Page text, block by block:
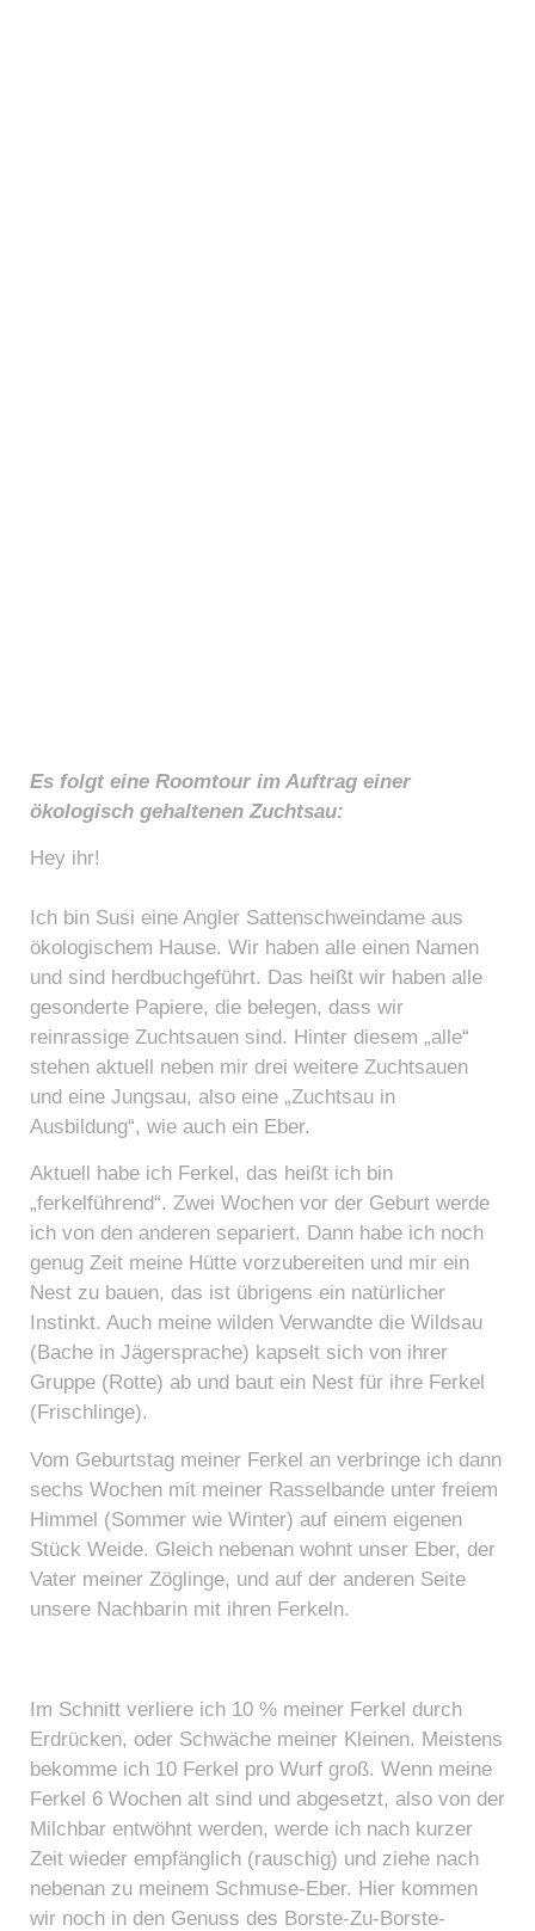
Es folgt eine Roomtour im Auftrag einer
ökologisch gehaltenen Zuchtsau:
Hey ihr!
Ich bin Susi eine Angler Sattenschweindame aus
ökologischem Hause. Wir haben alle einen Namen
und sind herdbuchgeführt. Das heißt wir haben alle
gesonderte Papiere, die belegen, dass wir
reinrassige Zuchtsauen sind. Hinter diesem „alle“
stehen aktuell neben mir drei weitere Zuchtsauen
und eine Jungsau, also eine „Zuchtsau in
Ausbildung“, wie auch ein Eber.
Aktuell habe ich Ferkel, das heißt ich bin
„ferkelführend“. Zwei Wochen vor der Geburt werde
ich von den anderen separiert. Dann habe ich noch
genug Zeit meine Hütte vorzubereiten und mir ein
Nest zu bauen, das ist übrigens ein natürlicher
Instinkt. Auch meine wilden Verwandte die Wildsau
(Bache in Jägersprache) kapselt sich von ihrer
Gruppe (Rotte) ab und baut ein Nest für ihre Ferkel
(Frischlinge).
Vom Geburtstag meiner Ferkel an verbringe ich dann
sechs Wochen mit meiner Rasselbande unter freiem
Himmel (Sommer wie Winter) auf einem eigenen
Stück Weide. Gleich nebenan wohnt unser Eber, der
Vater meiner Zöglinge, und auf der anderen Seite
unsere Nachbarin mit ihren Ferkeln.
Im Schnitt verliere ich 10 % meiner Ferkel durch
Erdrücken, oder Schwäche meiner Kleinen. Meistens
bekomme ich 10 Ferkel pro Wurf groß. Wenn meine
Ferkel 6 Wochen alt sind und abgesetzt, also von der
Milchbar entwöhnt werden, werde ich nach kurzer
Zeit wieder empfänglich (rauschig) und ziehe nach
nebenan zu meinem Schmuse-Eber. Hier kommen
wir noch in den Genuss des Borste-Zu-Borste-